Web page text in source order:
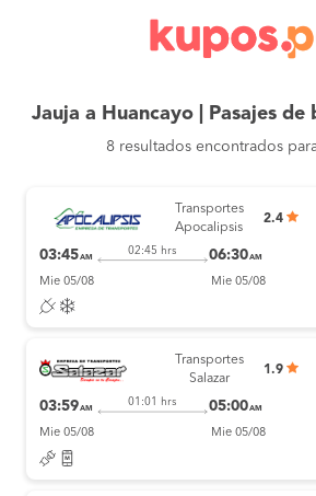
Jauja a Huancayo | Pasajes de
8 resultados encontrados
Transportes
Apocalipsis
2.4
03:45AM
02:45 hrs 06:30AM
Mie 05/08 Mie 05/08
Transportes
Salazar
1.9
03:59AM
01:01 hrs 05:00AM
Mie 05/08 Mie 05/08